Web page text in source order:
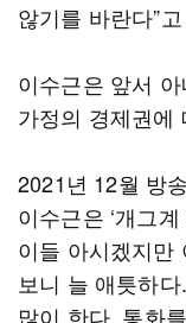
않기를 바란다”
이수근은 앞서
가정의 경제권에
2021년 12월 방
이수근은 ‘개그
이들 아시겠지만
보니 늘 애틋하
많이 한다. 통화